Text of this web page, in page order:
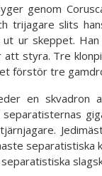
genom
trijagare slits
ut ur skeppet.
styra. Tre
förstör tre
en skvadron
separatisternas
separatistiska